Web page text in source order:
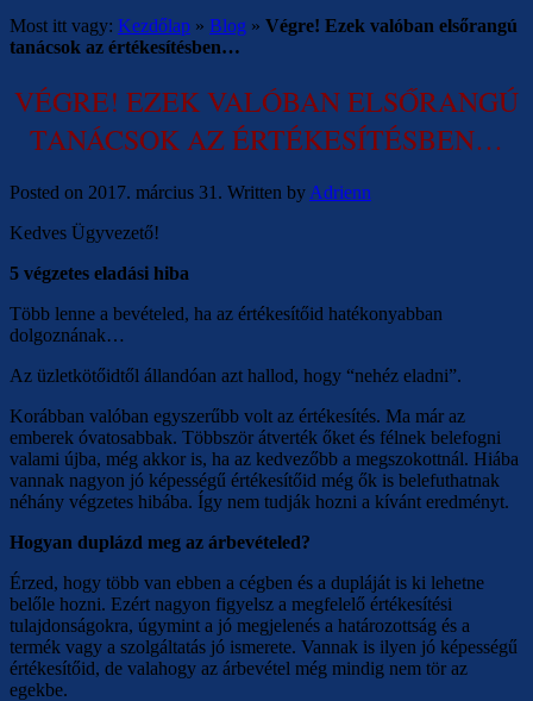
Most itt vagy: Kezdőlap » Blog » Végre! Ezek valóban elsőrangú
tanácsok az értékesítésben…
VÉGRE! EZEK VALÓBAN ELSŐRANGÚ
TANÁCSOK AZ ÉRTÉKESÍTÉSBEN…
Posted on 2017. március 31. Written by Adrienn
Kedves Ügyvezető!
5 végzetes eladási hiba
Több lenne a bevételed, ha az értékesítőid hatékonyabban
dolgoznának…
Az üzletkötőidtől állandóan azt hallod, hogy “nehéz eladni”.
Korábban valóban egyszerűbb volt az értékesítés. Ma már az
emberek óvatosabbak. Többször átverték őket és félnek belefogni
valami újba, még akkor is, ha az kedvezőbb a megszokottnál. Hiába
vannak nagyon jó képességű értékesítőid még ők is belefuthatnak
néhány végzetes hibába. Így nem tudják hozni a kívánt eredményt.
Hogyan duplázd meg az árbevételed?
Érzed, hogy több van ebben a cégben és a dupláját is ki lehetne
belőle hozni. Ezért nagyon figyelsz a megfelelő értékesítési
tulajdonságokra, úgymint a jó megjelenés a határozottság és a
termék vagy a szolgáltatás jó ismerete. Vannak is ilyen jó képességű
értékesítőid, de valahogy az árbevétel még mindig nem tör az
egekbe.